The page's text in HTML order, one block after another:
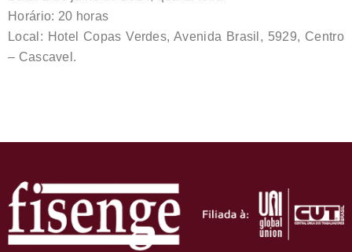
Horário: 20 horas
Local: Hotel Copas Verdes, Avenida Brasil, 5929, Centro
– Cascavel.